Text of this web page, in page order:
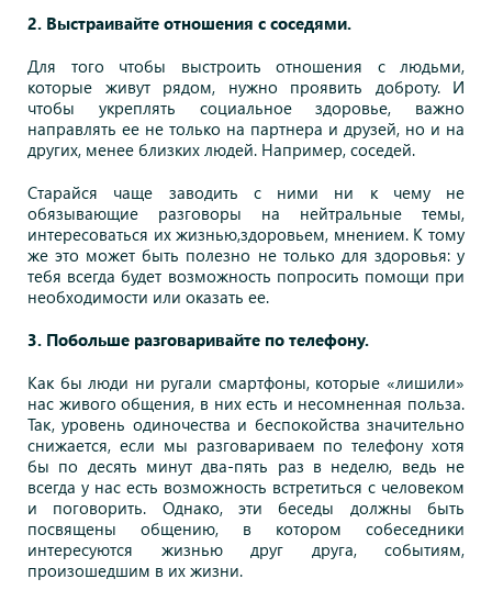
2. Выстраивайте отношения с соседями.
Для того чтобы выстроить отношения с людьми,
которые живут рядом, нужно проявить доброту. И
чтобы укреплять социальное здоровье, важно
направлять ее не только на партнера и друзей, но и на
других, менее близких людей. Например, соседей.
Старайся чаще заводить с ними ни к чему не
обязывающие разговоры на нейтральные темы,
интересоваться их жизнью,здоровьем, мнением. К тому
же это может быть полезно не только для здоровья: у
тебя всегда будет возможность попросить помощи при
необходимости или оказать ее.
3. Побольше разговаривайте по телефону.
Как бы люди ни ругали смартфоны, которые «лишили»
нас живого общения, в них есть и несомненная польза.
Так, уровень одиночества и беспокойства значительно
снижается, если мы разговариваем по телефону хотя
бы по десять минут два-пять раз в неделю, ведь не
всегда у нас есть возможность встретиться с человеком
и поговорить. Однако, эти беседы должны быть
посвящены общению, в котором собеседники
интересуются жизнью друг друга, событиям,
произошедшим в их жизни.